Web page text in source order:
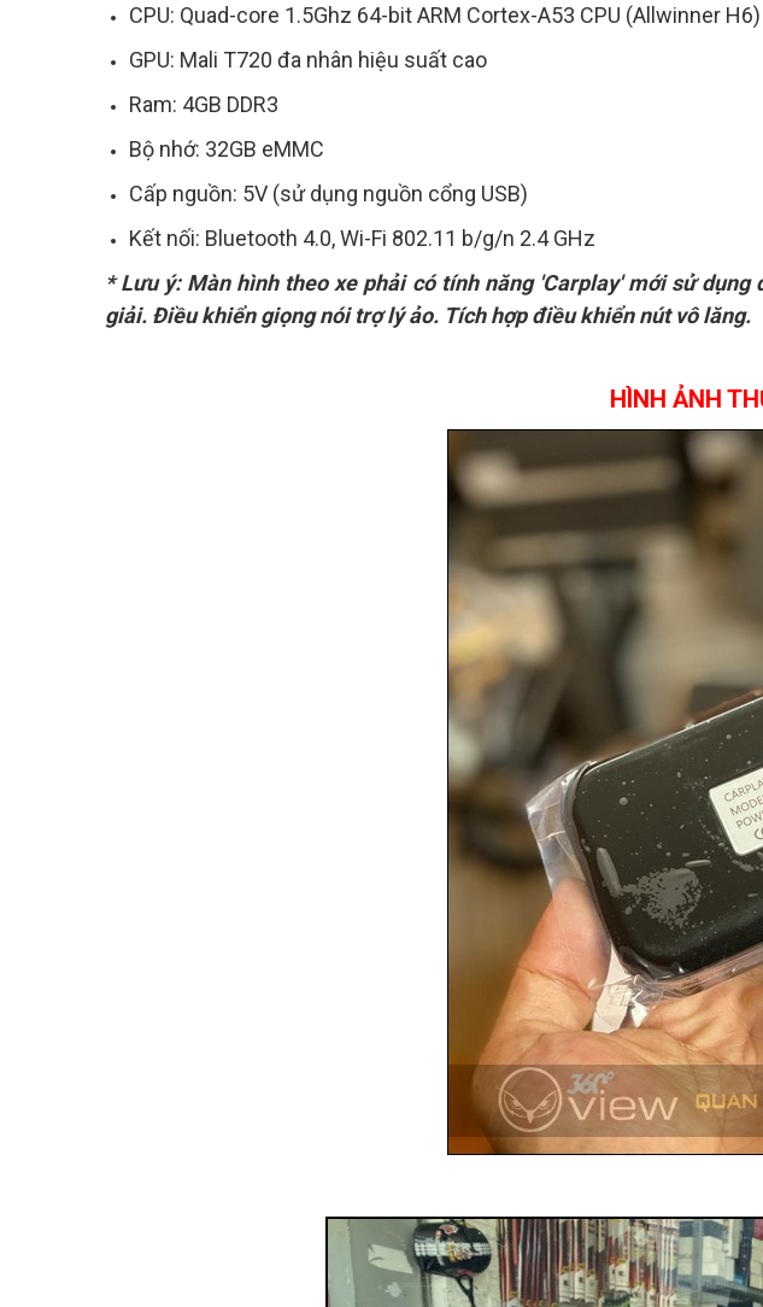
CPU: Quad-core 1.5Ghz 64-bit ARM Cortex-A53 CPU (Allwinner H6)
GPU: Mali T720 đa nhân hiệu suất cao
Ram: 4GB DDR3
Bộ nhớ: 32GB eMMC
Cấp nguồn: 5V (sử dụng nguồn cổng USB)
Kết nối: Bluetooth 4.0, Wi-Fi 802.11 b/g/n 2.4 GHz
* Lưu ý: Màn hình theo xe phải có tính năng 'Carplay' mới sử
giải. Điều khiển giọng nói trợ lý ảo. Tích hợp điều khiển nút vô lăng.
HÌNH ẢNH